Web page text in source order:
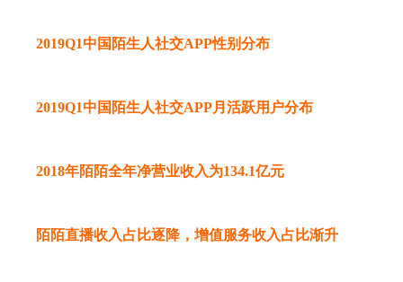
2019Q1中国陌生人社交APP性别分布
2019Q1中国陌生人社交APP月活跃用户分布
2018年陌陌全年净营业收入为134.1亿元
陌陌直播收入占比逐降，增值服务收入占比渐升